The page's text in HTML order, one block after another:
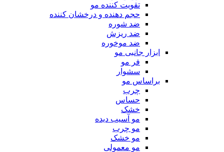
تقویت کننده مو
حجم دهنده و درخشان کننده
ضد شوره
ضد ریزش
ضد موخوره
ابزار جانبی مو
فر مو
سشوار
براساس مو
چرب
حساس
خشک
مو آسیب دیده
مو چرب
مو خشک
مو معمولی